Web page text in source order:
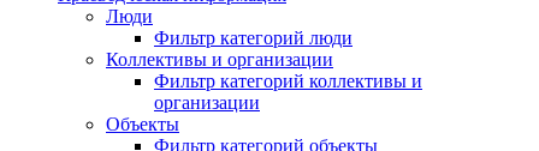
Люди
Фильтр категорий люди
Коллективы и организации
Фильтр категорий коллективы и
организации
Объекты
Фильтр категорий объекты